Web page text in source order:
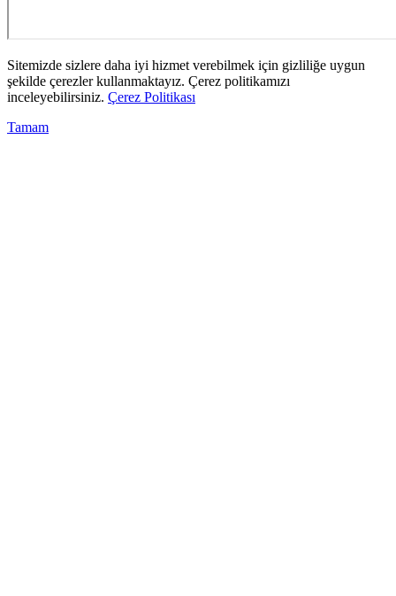
Sitemizde sizlere daha iyi hizmet verebilmek için gizliliğe uygun
şekilde çerezler kullanmaktayız. Çerez politikamızı
inceleyebilirsiniz. Çerez Politikası
Tamam